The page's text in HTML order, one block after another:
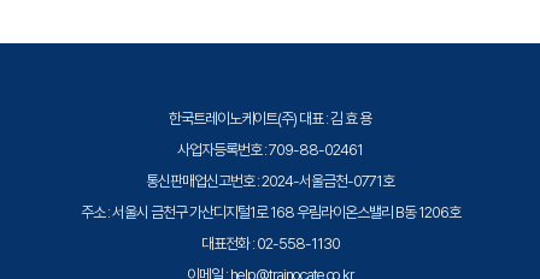
한국트레이노케이트(주) 대표 : 김 효 용
사업자등록번호 : 709-88-02461
통신판매업신고번호 : 2024-서울금천-0771호
주소 : 서울시 금천구 가산디지털1로 168 우림라이온스밸리 B동 1206호
대표전화 : 02-558-1130
이메일 : help@trainocate.co.kr